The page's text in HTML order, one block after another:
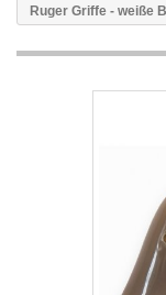
Ruger Griffe - weiße